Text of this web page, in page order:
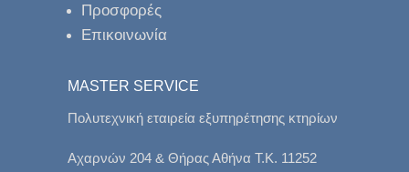
Προσφορές
Επικοινωνία
MASTER SERVICE
Πολυτεχνική εταιρεία εξυπηρέτησης κτηρίων
Αχαρνών 204 & Θήρας Αθήνα Τ.Κ. 11252